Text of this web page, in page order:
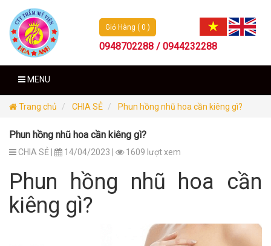
Giỏ Hàng ( 0 )
0948702288 / 0944232288
MENU
Trang chủ CHIA SẺ Phun hồng nhũ hoa cần kiêng gì?
Phun hồng nhũ hoa cần kiêng gì?
CHIA SẺ | 14/04/2023 | 1609 lượt xem
Phun hồng nhũ hoa cần
kiêng gì?